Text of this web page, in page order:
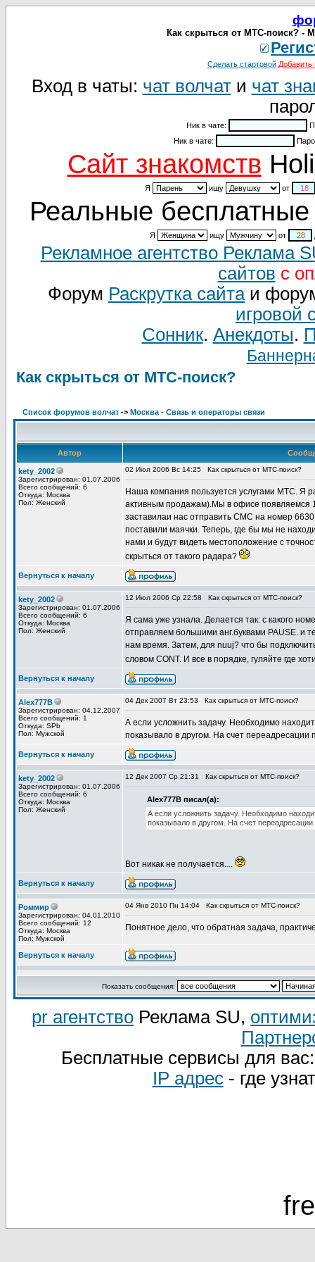
Как скрыться от МТС-поиск? -
Сделать стартовой Добавить
Вход в чаты: чат волчати чат
Ник в чате:
Ник в чате:
Cайт знакомств
Я ищу от
Реальные бесплатные
Я ищу от
Рекламное агентство Реклама
сайтов с
Форум Раскрутка сайтаи
игровой
Сонник. Анекдоты.
Как скрыться от МТС-поиск?
Список форумов волчат -> Москва - Связь и операторы связи
Автор
kety_2002
Зарегистрирован: 01.07.2006
Всего сообщений: 6
Откуда: Москва
Пол: Женский
02 Июл 2006 Вс 14:25 Как скрыться от МТС-поиск?
Наша компания пользуется услугами МТС. Я
активным продажам).Мы в офисе появляемся
заставилаи нас отправить СМС на номер
поставили маячки. Теперь, где бы мы не
нами и будут видеть местоположение с
скрыться от такого радара?
Вернуться к началу
kety_2002
Зарегистрирован: 01.07.2006
Всего сообщений: 6
Откуда: Москва
Пол: Женский
12 Июл 2006 Ср 22:58 Как скрыться от МТС-поиск?
Я сама уже узнала. Делается так: с какого
отправляем большими анг.буквами PAUSE. и
нам время. Затем, для nuuj? что бы
словом CONT. И все в порядке, гуляйте где
Вернуться к началу
Alex777B
Зарегистрирован: 04.12.2007
Всего сообщений: 1
Откуда: SPb
Пол: Мужской
04 Дек 2007 Вт 23:53 Как скрыться от МТС-поиск?
А если усложнить задачу. Необходимо
показывало в другом. На счет переадресации
Вернуться к началу
kety_2002
Зарегистрирован: 01.07.2006
Всего сообщений: 6
Откуда: Москва
Пол: Женский
12 Дек 2007 Ср 21:31 Как скрыться от МТС-поиск?
Alex777B писал(а):
А если усложнить задачу. Необходимо
показывало в другом. На счет переадресации
Вот никак не получается....
Вернуться к началу
Роммир
Зарегистрирован: 04.01.2010
Всего сообщений: 12
Откуда: Москва
Пол: Мужской
04 Янв 2010 Пн 14:04 Как скрыться от МТС-поиск?
Понятное дело, что обратная задача,
Вернуться к началу
Показать сообщения:
pr агентство Реклама SU,
Бесплатные сервисы для
IP адрес- где